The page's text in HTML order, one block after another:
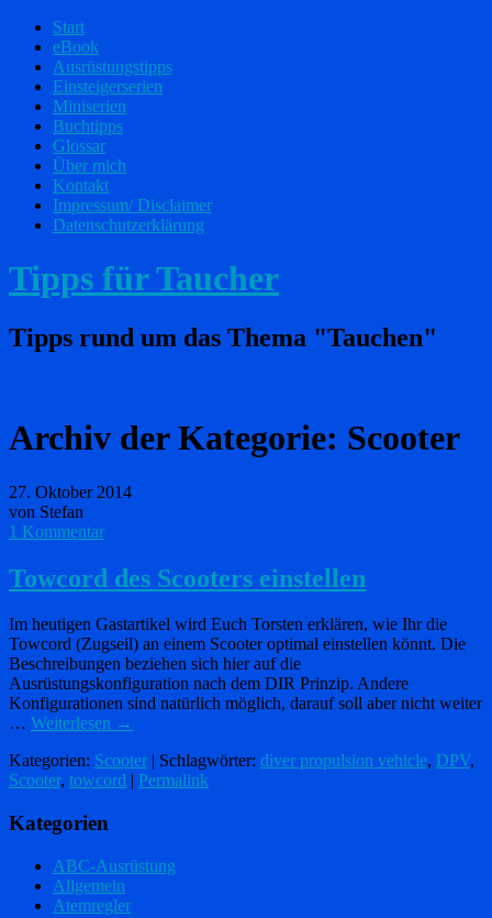
Start
eBook
Ausrüstungstipps
Einsteigerserien
Miniserien
Buchtipps
Glossar
Über mich
Kontakt
Impressum/ Disclaimer
Datenschutzerklärung
Tipps für Taucher
Tipps rund um das Thema "Tauchen"
Archiv der Kategorie: Scooter
27. Oktober 2014
von Stefan
1 Kommentar
Towcord des Scooters einstellen
Im heutigen Gastartikel wird Euch Torsten erklären, wie Ihr die
Towcord (Zugseil) an einem Scooter optimal einstellen könnt. Die
Beschreibungen beziehen sich hier auf die
Ausrüstungskonfiguration nach dem DIR Prinzip. Andere
Konfigurationen sind natürlich möglich, darauf soll aber nicht weiter
… Weiterlesen →
Kategorien: Scooter | Schlagwörter: diver propulsion vehicle, DPV,
Scooter, towcord Permalink
Kategorien
ABC-Ausrüstung
Allgemein
Atemregler